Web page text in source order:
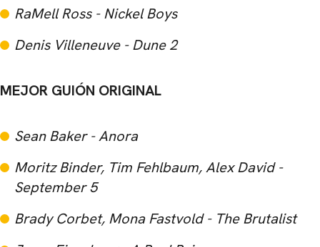
RaMell Ross - Nickel Boys
Denis Villeneuve - Dune 2
MEJOR GUIÓN ORIGINAL
Sean Baker - Anora
Moritz Binder, Tim Fehlbaum, Alex David -
September 5
Brady Corbet, Mona Fastvold - The Brutalist